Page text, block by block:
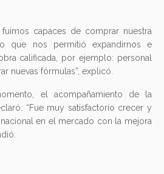
fuimos capaces de comprar nuestra
que nos permitió expandirnos e
calificada, por ejemplo: personal
nuevas fórmulas”, explicó.
el acompañamiento de la
“Fue muy satisfactorio crecer y
en el mercado con la mejora